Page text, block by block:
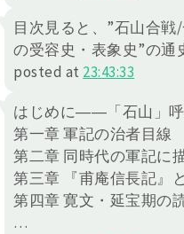
目次見ると、”石山合戦
の受容史・表象史”の通
posted at 23:43:33
はじめに――「石山」
第一章 軍記の治者目線
第二章 同時代の軍記に
第三章 『甫庵信長記』
第四章 寛文・延宝期の
…